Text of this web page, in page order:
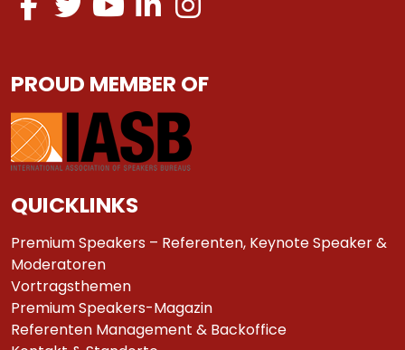
PROUD MEMBER OF
QUICKLINKS
Premium Speakers – Referenten, Keynote Speaker &
Moderatoren
Vortragsthemen
Premium Speakers-Magazin
Referenten Management & Backoffice